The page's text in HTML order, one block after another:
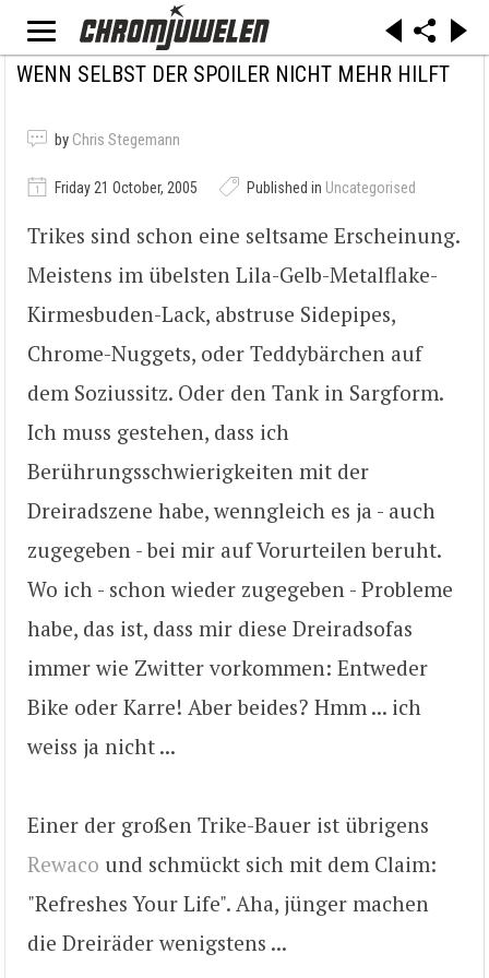
WENN SELBST DER SPOILER NICHT MEHR HILFT
by Chris Stegemann
Friday 21 October, 2005 Published in Uncategorised
Trikes sind schon eine seltsame Erscheinung.
Meistens im übelsten Lila-Gelb-Metalflake-
Kirmesbuden-Lack, abstruse Sidepipes,
Chrome-Nuggets, oder Teddybärchen auf
dem Soziussitz. Oder den Tank in Sargform.
Ich muss gestehen, dass ich
Berührungsschwierigkeiten mit der
Dreiradszene habe, wenngleich es ja - auch
zugegeben - bei mir auf Vorurteilen beruht.
Wo ich - schon wieder zugegeben - Probleme
habe, das ist, dass mir diese Dreiradsofas
immer wie Zwitter vorkommen: Entweder
Bike oder Karre! Aber beides? Hmm ... ich
weiss ja nicht ...
Einer der großen Trike-Bauer ist übrigens
Rewaco und schmückt sich mit dem Claim:
"Refreshes Your Life". Aha, jünger machen
die Dreiräder wenigstens ...